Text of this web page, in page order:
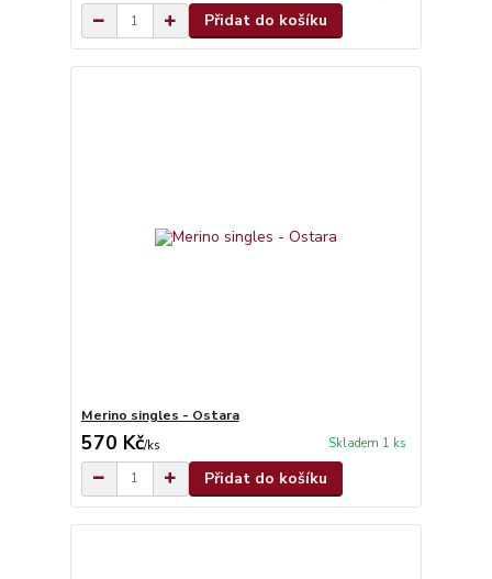
Přidat do košíku
Merino singles - Ostara
570 Kč/ks Skladem 1 ks
Přidat do košíku